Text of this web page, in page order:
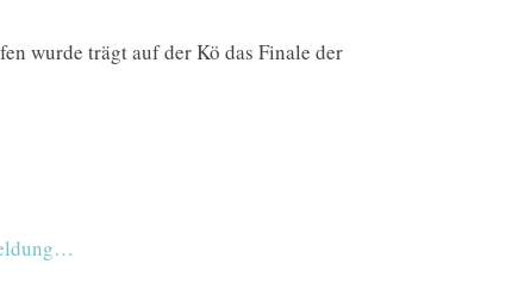
wurde trägt auf der Kö das Finale der